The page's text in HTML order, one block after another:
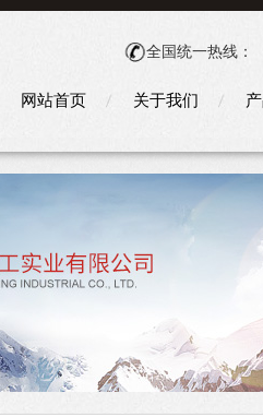
全国统一热线：
网站首页 关于我们